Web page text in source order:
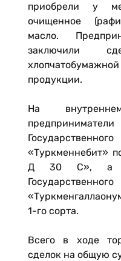
приобрели у
очищенное
масло.
заключили
продукции.
На
«Туркменнебит»
Д 30 С», а
1-го сорта.
Всего в ходе
сделок на общую